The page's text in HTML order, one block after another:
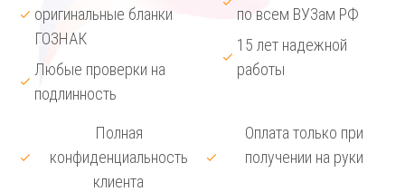
оригинальные бланки
ГОЗНАК
Любые проверки на
подлинность
по всем ВУЗам РФ
15 лет надежной
работы
Полная
конфиденциальность
клиента
Оплата только при
получении на руки